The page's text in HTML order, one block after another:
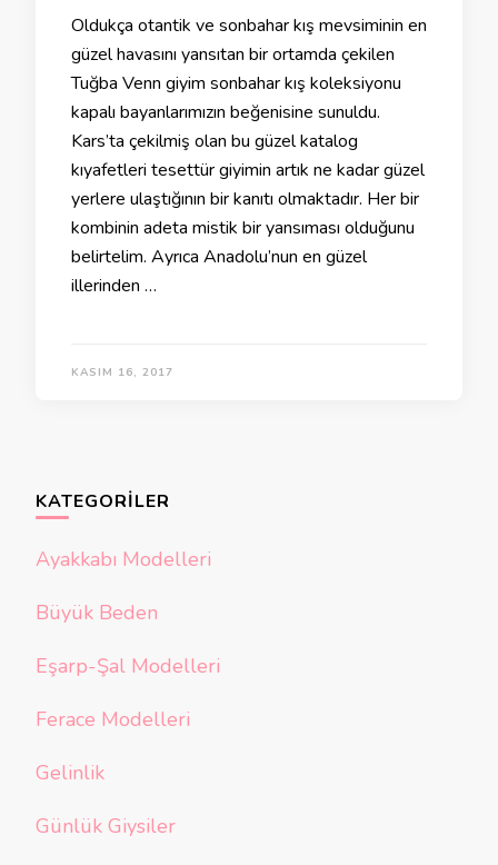
Oldukça otantik ve sonbahar kış mevsiminin en
güzel havasını yansıtan bir ortamda çekilen
Tuğba Venn giyim sonbahar kış koleksiyonu
kapalı bayanlarımızın beğenisine sunuldu.
Kars’ta çekilmiş olan bu güzel katalog
kıyafetleri tesettür giyimin artık ne kadar güzel
yerlere ulaştığının bir kanıtı olmaktadır. Her bir
kombinin adeta mistik bir yansıması olduğunu
belirtelim. Ayrıca Anadolu’nun en güzel
illerinden …
KASIM 16, 2017
KATEGORILER
Ayakkabı Modelleri
Büyük Beden
Eşarp-Şal Modelleri
Ferace Modelleri
Gelinlik
Günlük Giysiler